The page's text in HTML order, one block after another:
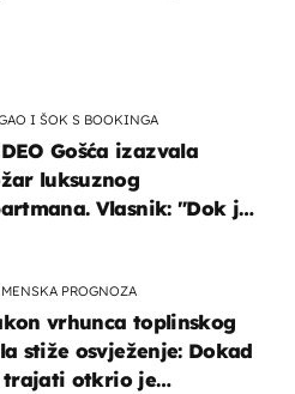
I ŠOK S BOOKINGA
Gošća izazvala
luksuznog
Vlasnik: "Dok je
PROGNOZA
vrhunca toplinskog
stiže osvježenje: Dokad
trajati otkrio je